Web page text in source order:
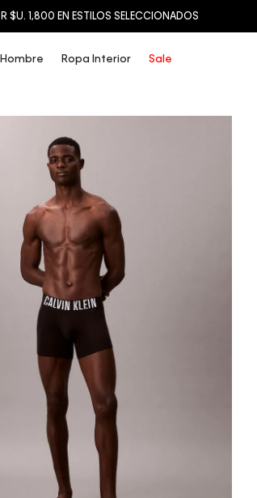
$U. 1,800 EN ESTILOS SELECCIONADOS
Hombre Ropa Interior Sale